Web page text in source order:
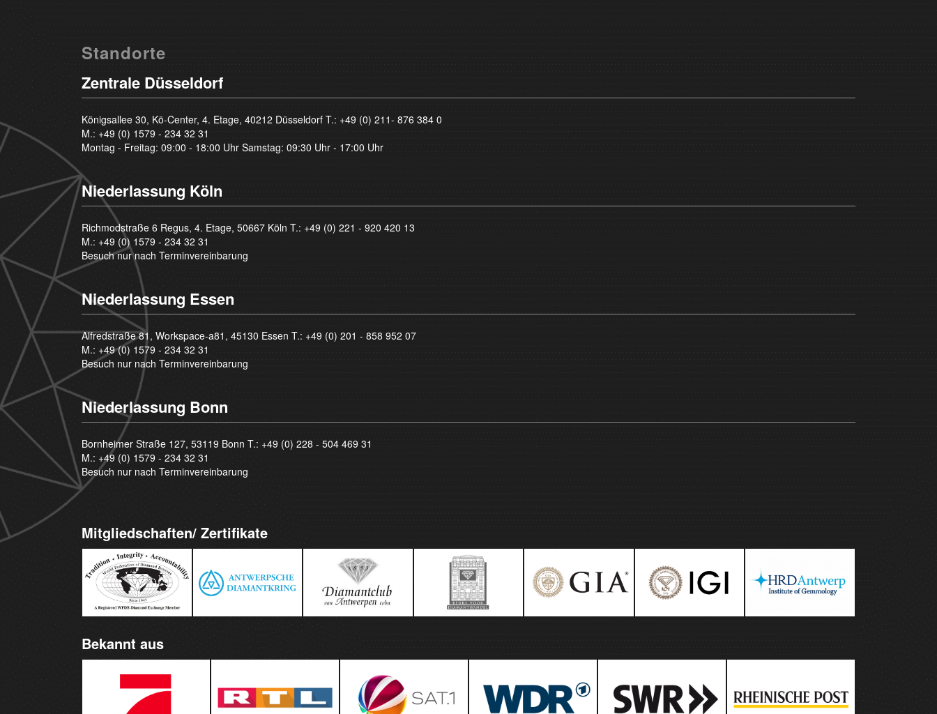
Standorte
Zentrale Düsseldorf
Königsallee 30, Kö-Center, 4. Etage, 40212 Düsseldorf T.: +49 (0) 211- 876 384 0
M.: +49 (0) 1579 - 234 32 31
Montag - Freitag: 09:00 - 18:00 Uhr Samstag: 09:30 Uhr - 17:00 Uhr
Niederlassung Köln
Richmodstraße 6 Regus, 4. Etage, 50667 Köln T.: +49 (0) 221 - 920 420 13
M.: +49 (0) 1579 - 234 32 31
Besuch nur nach Terminvereinbarung
Niederlassung Essen
Alfredstraße 81, Workspace-a81, 45130 Essen T.: +49 (0) 201 - 858 952 07
M.: +49 (0) 1579 - 234 32 31
Besuch nur nach Terminvereinbarung
Niederlassung Bonn
Bornheimer Straße 127, 53119 Bonn T.: +49 (0) 228 - 504 469 31
M.: +49 (0) 1579 - 234 32 31
Besuch nur nach Terminvereinbarung
Mitgliedschaften/ Zertifikate
Bekannt aus